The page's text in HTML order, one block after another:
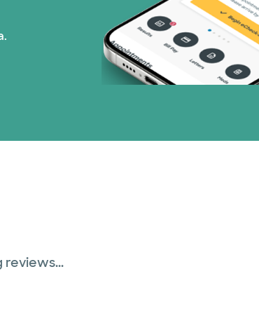
Plan de Salud Superior (19 planes)
Tricare (3 planes)
TriWest HealthCare (2 planes)
reviews...